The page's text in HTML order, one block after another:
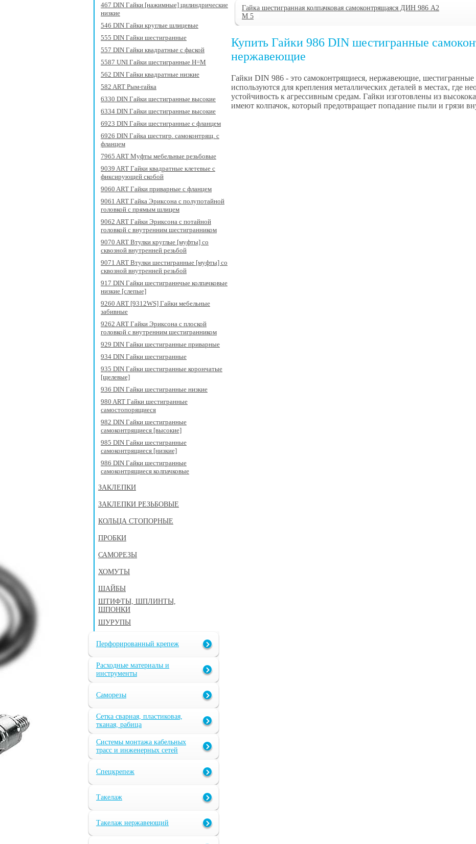
467 DIN Гайки [нажимные] цилиндрические
низкие
546 DIN Гайки круглые шлицевые
555 DIN Гайки шестигранные
557 DIN Гайки квадратные с фаской
5587 UNI Гайки шестигранные H=M
562 DIN Гайки квадратные низкие
582 ART Рым-гайка
6330 DIN Гайки шестигранные высокие
6334 DIN Гайки шестигранные высокие
6923 DIN Гайки шестигранные с фланцем
6926 DIN Гайка шестигр. самоконтрящ. с
фланцем
7965 ART Муфты мебельные резьбовые
9039 ART Гайки квадратные клетевые с
фиксирующей скобой
9060 ART Гайки приварные с фланцем
9061 ART Гайка Эриксона с полупотайной
головкой c прямым шлицем
9062 ART Гайки Эриксона с потайной
головкой с внутренним шестигранником
9070 ART Втулки круглые [муфты] со
сквозной внутренней резьбой
9071 ART Втулки шестигранные [муфты] со
сквозной внутренней резьбой
917 DIN Гайки шестиграннчые колпачковые
низкие [слепые]
9260 ART [9312WS] Гайки мебельные
забивные
9262 ART Гайки Эриксона с плоской
головкой с внутренним шестигранником
929 DIN Гайки шестигранные приварные
934 DIN Гайки шестигранные
935 DIN Гайки шестигранные корончатые
[щелевые]
936 DIN Гайки шестигранные низкие
980 ART Гайки шестигранные
самостопорящиеся
982 DIN Гайки шестигранные
самоконтрящиеся [высокие]
985 DIN Гайки шестигранные
самоконтрящиеся [низкие]
986 DIN Гайки шестигранные
самоконтрящиеся колпачковые
ЗАКЛЕПКИ
ЗАКЛЕПКИ РЕЗЬБОВЫЕ
КОЛЬЦА СТОПОРНЫЕ
ПРОБКИ
САМОРЕЗЫ
ХОМУТЫ
ШАЙБЫ
ШТИФТЫ, ШПЛИНТЫ,
ШПОНКИ
ШУРУПЫ
Перфорированный крепеж
Расходные материалы и
инструменты
Саморезы
Сетка сварная, пластиковая,
тканая, рабица
Системы монтажа кабельных
трасс и инженерных сетей
Спецкрепеж
Такелаж
Такелаж нержавеющий
Гайка шестигранная колпачковая самоконтрящаяся ДИН 986 А2
M 5
Купить Гайки 986 DIN шестигранные
нержавеющие
Гайки DIN 986 - это самоконтрящиеся, нержавеющие,
используются для крепления металлических деталей в местах, где
устойчивость к агрессивным средам. Гайки изготовлены из
имеют колпачок, который предотвращает попадание пыли и грязи